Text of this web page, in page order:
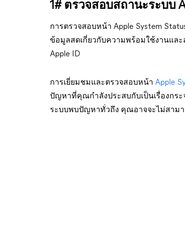
1# ตรวจสอบสถานะระบบ
การตรวจสอบหน้า Apple System
ข้อมูลสดเกี่ยวกับความพร้อมใช้งานและ
Apple ID
การเยี่ยมชมและตรวจสอบหน้า Apple
ปัญหาที่คุณกำลังประสบกับเป็นเรื่องกร
ระบบพบปัญหาทั่วถึง คุณอาจจะไม่สาม